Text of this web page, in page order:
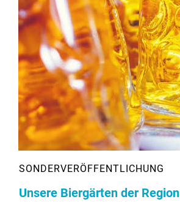
Unsere Biergärten der Region